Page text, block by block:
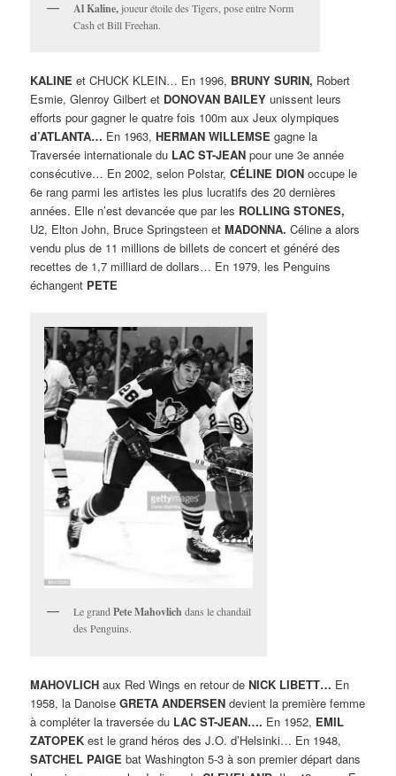
Al Kaline,joueur étoile des Tigers, pose entre Norm
Cash et Bill Freehan.
KALINE et CHUCK KLEIN… En 1996, BRUNY SURIN, Robert
Esmie, Glenroy Gilbert et DONOVAN BAILEY unissent leurs
efforts pour gagner le quatre fois 100m aux Jeux olympiques
d’ATLANTA… En 1963,HERMAN WILLEMSE gagne la
Traversée internationale du LAC ST-JEAN pour une 3e année
consécutive… En 2002, selon Polstar,CÉLINE DION occupe le
6e rang parmi les artistes les plus lucratifs des 20 dernières
années. Elle n’est devancée que par les ROLLING STONES,
U2, Elton John, Bruce Springsteen etMADONNA. Céline a alors
vendu plus de 11 millions de billets de concert et généré des
recettes de 1,7 milliard de dollars… En 1979, les Penguins
échangent PETE
Le grandPete Mahovlich dans le chandail
des Penguins.
MAHOVLICH aux Red Wings en retour deNICK LIBETT… En
1958, la DanoiseGRETA ANDERSEN devient la première femme
à compléter la traversée du LAC ST-JEAN…. En 1952, EMIL
ZATOPEK est le grand héros des J.O. d’Helsinki… En 1948,
SATCHEL PAIGE bat Washington 5-3 à son premier départ dans